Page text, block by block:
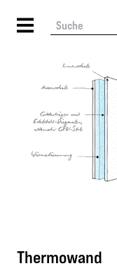
Thermowand